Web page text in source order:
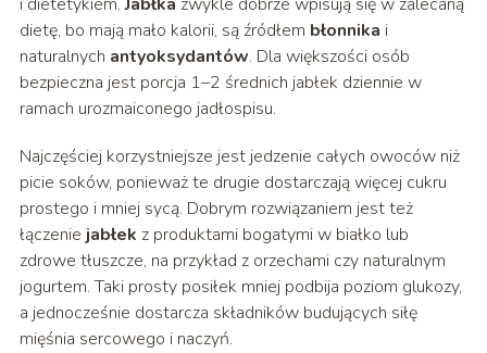
dietę, bo mają mało kalorii, są źródłem błonnika i
naturalnych antyoksydantów. Dla większości osób
bezpieczna jest porcja 1–2 średnich jabłek dziennie w
ramach urozmaiconego jadłospisu.
Najczęściej korzystniejsze jest jedzenie całych owoców niż
picie soków, ponieważ te drugie dostarczają więcej cukru
prostego i mniej sycą. Dobrym rozwiązaniem jest też
łączenie jabłek z produktami bogatymi w białko lub
zdrowe tłuszcze, na przykład z orzechami czy naturalnym
jogurtem. Taki prosty posiłek mniej podbija poziom glukozy,
a jednocześnie dostarcza składników budujących siłę
mięśnia sercowego i naczyń.